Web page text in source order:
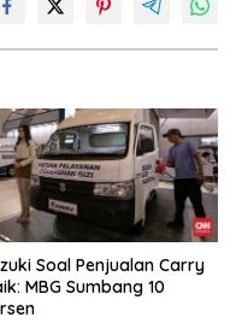
Soal Penjualan Carry
MBG Sumbang 10